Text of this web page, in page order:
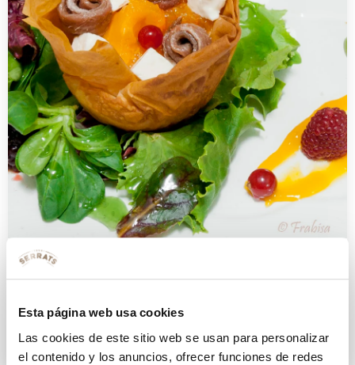
Esta página web usa cookies
Las cookies de este sitio web se usan para personalizar
el contenido y los anuncios, ofrecer funciones de redes
Papaya y anchoas en crujiente
3 ABRIL 2012